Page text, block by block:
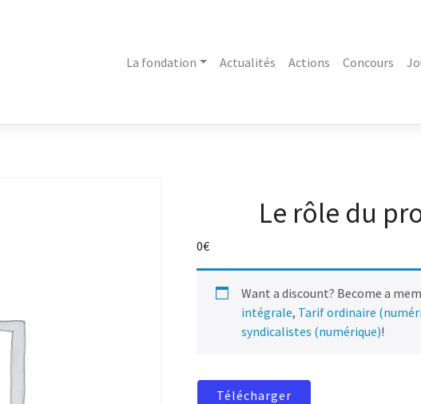
La fondation Actualités Actions Concours
Le rôle du
0€
Want a discount? Become a
intégrale, Tarif ordinaire
syndicalistes (numérique)!
Télécharger